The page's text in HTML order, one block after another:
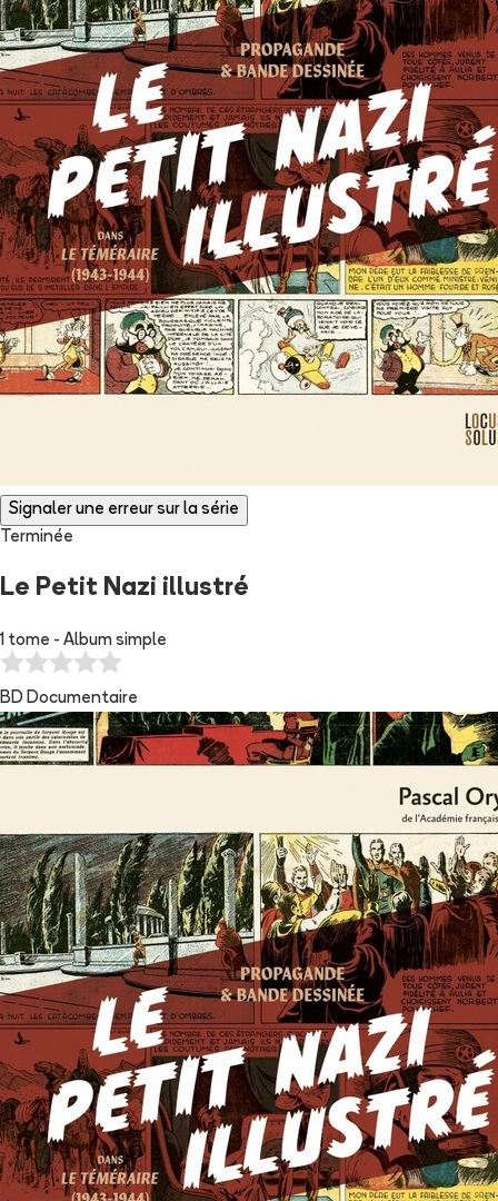
Signaler une erreur sur la série
Terminée
Le Petit Nazi illustré
1 tome - Album simple
BD Documentaire